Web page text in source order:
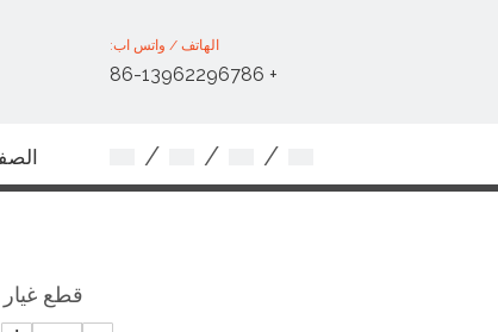
الهاتف / واتس اب:
+ 86-13962296786
/
/
/
قطع غيار